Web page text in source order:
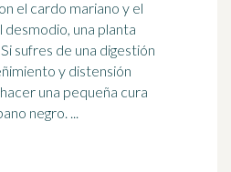
el cardo mariano y el
una planta
y distensión
una pequeña cura
negro. ...